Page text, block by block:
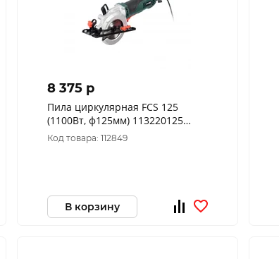
8 375 p
Пила циркулярная FCS 125
(1100Вт, ф125мм) 113220125
FAVOURITE
Код товара: 112849
В корзину